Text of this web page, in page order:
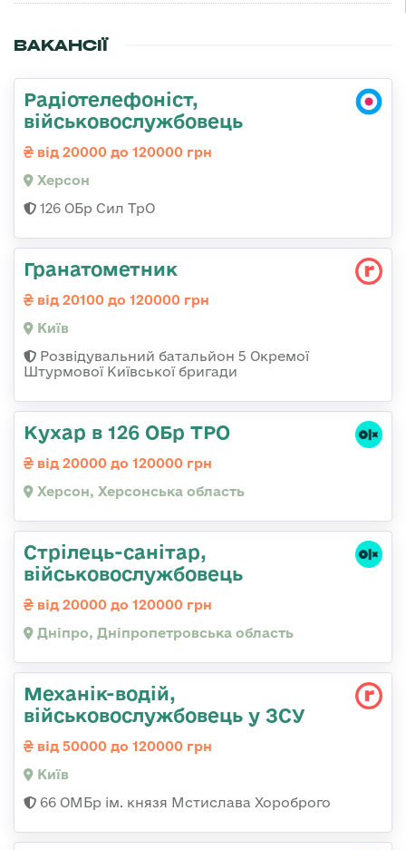
ВАКАНСІЇ
Радіотелефоніст,
військовослужбовець
від 20000 до 120000 грн
Херсон
126 ОБр Сил ТрО
Гранатометник
від 20100 до 120000 грн
Київ
Розвідувальний батальйон 5 Окремої
Штурмової Київської бригади
Кухар в 126 ОБр ТРО
від 20000 до 120000 грн
Херсон, Херсонська область
Стрілець-санітар,
військовослужбовець
від 20000 до 120000 грн
Дніпро, Дніпропетровська область
Механік-водій,
військовослужбовець у ЗСУ
від 50000 до 120000 грн
Київ
66 ОМБр ім. князя Мстислава Хороброго